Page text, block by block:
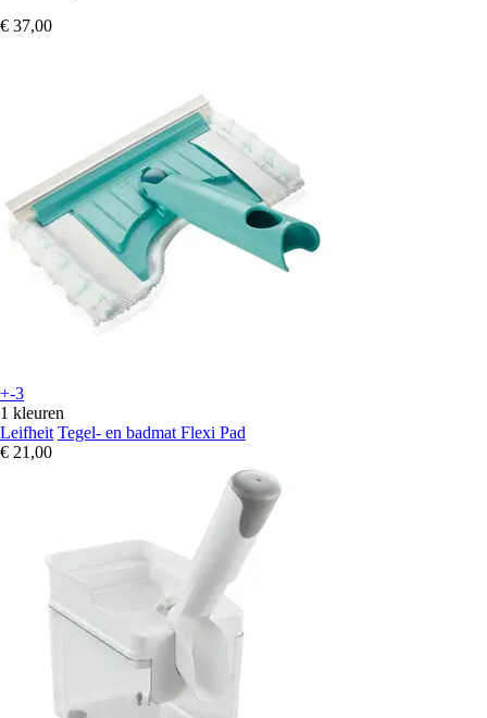
€ 37,00
+-3
1 kleuren
Leifheit Tegel- en badmat Flexi Pad
€ 21,00